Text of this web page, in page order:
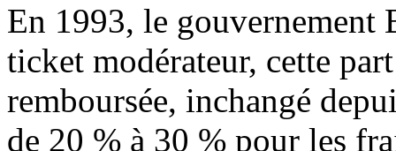
En 1993, le gouvernement
ticket modérateur, cette
remboursée, inchangé
de 20 % à 30 % pour les